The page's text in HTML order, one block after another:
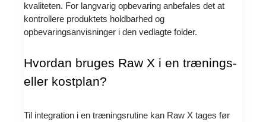
kvaliteten. For langvarig opbevaring anbefales det at
kontrollere produktets holdbarhed og
opbevaringsanvisninger i den vedlagte folder.
Hvordan bruges Raw X i en trænings-
eller kostplan?
Til integration i en træningsrutine kan Raw X tages før